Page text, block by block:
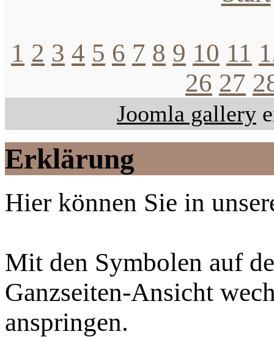
1 2 3 4 5 6 7 8 9 10 11
26 27
Joomla gallery
Erklärung
Hier können Sie in
Mit den Symbolen auf
Ganzseiten-Ansicht
anspringen.